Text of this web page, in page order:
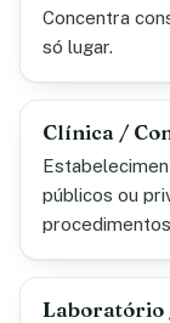
Concentra
só lugar.
Clínica /
públicos ou
Laboratório